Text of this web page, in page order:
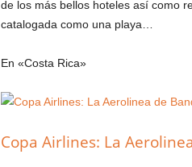
de los más bellos hoteles así como
catalogada como una playa…
En «Costa Rica»
Copa Airlines: La